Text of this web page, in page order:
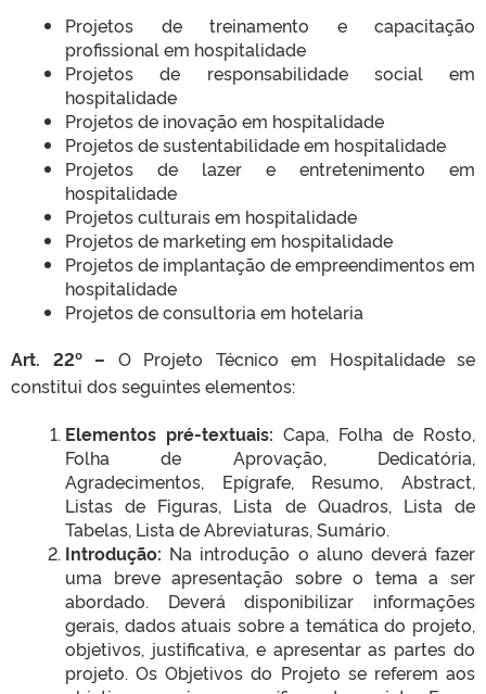
Projetos de treinamento e capacitação
profissional em hospitalidade
Projetos de responsabilidade social em
hospitalidade
Projetos de inovação em hospitalidade
Projetos de sustentabilidade em hospitalidade
Projetos de lazer e entretenimento em
hospitalidade
Projetos culturais em hospitalidade
Projetos de marketing em hospitalidade
Projetos de implantação de empreendimentos em
hospitalidade
Projetos de consultoria em hotelaria
Art. 22º – O Projeto Técnico em Hospitalidade se
constitui dos seguintes elementos:
Elementos pré-textuais: Capa, Folha de Rosto,
Folha de Aprovação, Dedicatória,
Agradecimentos, Epígrafe, Resumo, Abstract,
Listas de Figuras, Lista de Quadros, Lista de
Tabelas, Lista de Abreviaturas, Sumário.
Introdução: Na introdução o aluno deverá fazer
uma breve apresentação sobre o tema a ser
abordado. Deverá disponibilizar informações
gerais, dados atuais sobre a temática do projeto,
objetivos, justificativa, e apresentar as partes do
projeto. Os Objetivos do Projeto se referem aos